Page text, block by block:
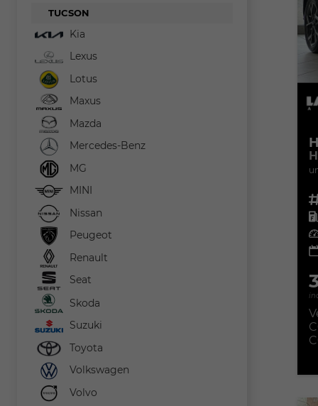
TUCSON
Kia
Lexus
Lotus
Maxus
Mazda
Mercedes-Benz
MG
MINI
Nissan
Peugeot
Renault
Seat
Skoda
Suzuki
Toyota
Volkswagen
Volvo